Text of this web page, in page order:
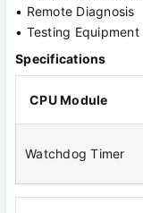
• Remote Diagnosis
• Testing Equipment
Specifications
CPU Module
Watchdog Timer